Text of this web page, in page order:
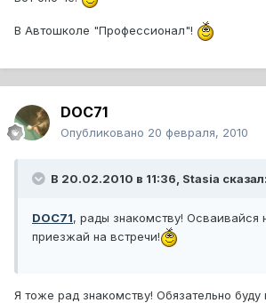
В Автошколе "Профессионал"!
DOC71
Опубликовано 20 февраля, 2010
В 20.02.2010 в 11:36, Stasia сказал:
DOC71, рады знакомству! Осваивайся
приезжай на встречи!
Я тоже рад знакомству! Обязательно буду